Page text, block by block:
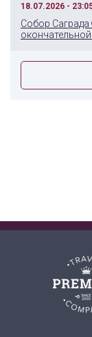
18.07.2026 -
Собор Саграда